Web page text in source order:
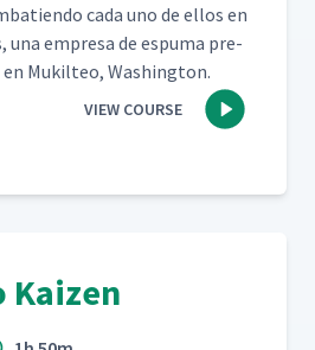
cada uno de ellos en
una empre­sa de espuma pre-
Muk­il­teo, Washington.
VIEW COURSE
Kaizen